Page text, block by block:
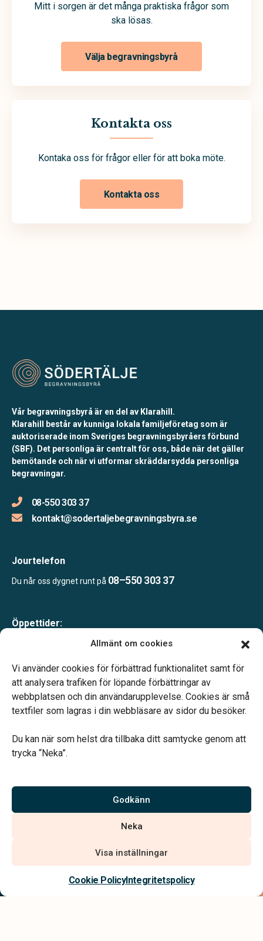
Allmänt om cookies
Vi använder cookies för förbättrad funktionalitet samt för
att analysera trafiken för löpande förbättringar av
webbplatsen och din användarupplevelse. Cookies är små
textfiler som lagras i din webbläsare av sidor du besöker.
Du kan när som helst dra tillbaka ditt samtycke genom att
trycka “Neka”.
Godkänn
Neka
Visa inställningar
Cookie PolicyIntegritetspolicy
Mitt i sorgen är det många praktiska frågor som
ska lösas.
Välja begravningsbyrå
Kontakta oss
Kontaka oss för frågor eller för att boka möte.
Kontakta oss
Kontakta oss
Vår begravningsbyrå är en del av Klarahill.
Klarahill består av kunniga lokala familjeföretag som är
auktoriserade inom Sveriges begravningsbyråers förbund
(SBF). Det personliga är centralt för oss, både när det gäller
bemötande och när vi utformar skräddarsydda personliga
begravningar.
08-550 303 37
kontakt@sodertaljebegravningsbyra.se
Jourtelefon
Du når oss dygnet runt på 08–550 303 37
Öppettider:
Lunchstängt 12.00–13.00
Telefonjour dygnet runt
Vi är auktoriserade av Sveriges Begravningsbyråers Förbund och
har högt ställda krav på utbildning, kvalitet, miljö och arbetsmiljö.